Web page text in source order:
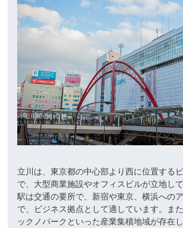
立川は、東京都の中心部より西に位置する
で、大型商業施設やオフィスビルが立地し
駅は交通の要所で、新宿や東京、横浜への
で、ビジネス拠点として適しています。ま
ックノパークといった産業集積地域が存在